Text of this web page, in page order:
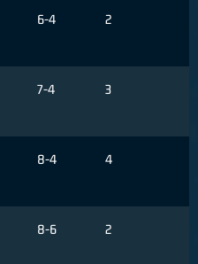
6-4 2
7-4 3
8-4 4
8-6 2